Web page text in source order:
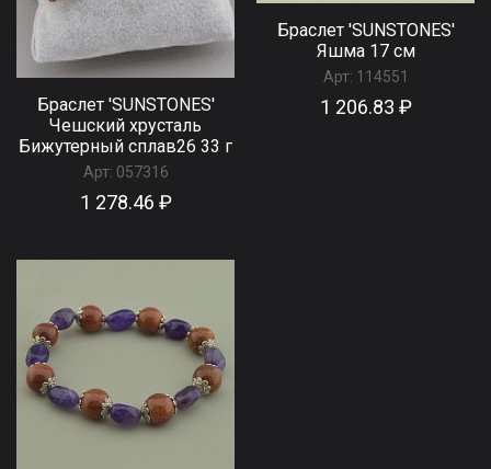
Браслет 'SUNSTONES'
Чешский хрусталь
Бижутерный сплав26 33 г
Арт: 057316
1 278.46 ₽
Браслет 'SUNSTONES'
Яшма 17 см
Арт: 114551
1 206.83 ₽